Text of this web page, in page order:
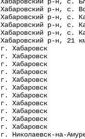
Хабаровский р-н,
Хабаровский р-н,
Хабаровский р-н,
Хабаровский р-н,
Хабаровский р-н, 21
г. Хабаровск
г. Хабаровск
г. Хабаровск
г. Хабаровск
г. Хабаровск
г. Хабаровск
г. Хабаровск
г. Хабаровск
г. Хабаровск
г. Хабаровск
г. Хабаровск
г. Николаевск-